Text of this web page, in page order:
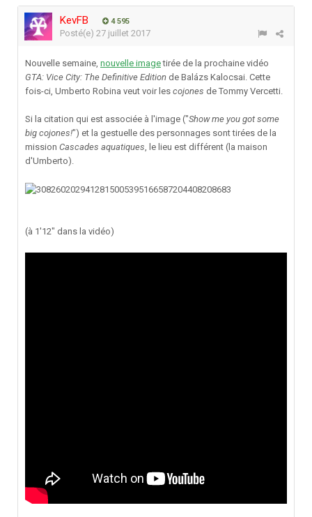
KevFB 4 595
Posté(e) 27 juillet 2017
Nouvelle semaine, nouvelle imagetirée de la prochaine vidéo
GTA: Vice City: The Definitive Edition de Balázs Kalocsai. Cette
fois-ci, Umberto Robina veut voir les cojones de Tommy Vercetti.
Si la citation qui est associée à l'image ("Show me you got some
big cojones!") et la gestuelle des personnages sont tirées de la
mission Cascades aquatiques, le lieu est différent (la maison
d'Umberto).
(à 1'12" dans la vidéo)